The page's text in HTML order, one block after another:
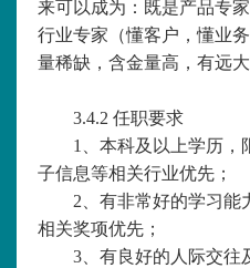
来可以成为：既是产品专
行业专家（懂客户，懂业
量稀缺，含金量高，有远大
3.4.2 任职要求
1、本科及以上学历，
子信息等相关行业优先；
2、有非常好的学习能
相关奖项优先；
3、有良好的人际交往